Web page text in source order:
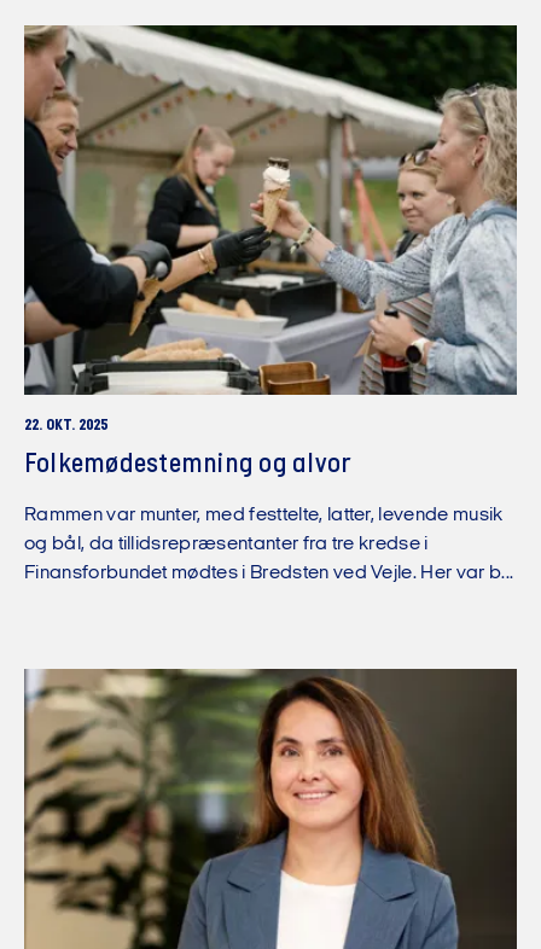
22. OKT. 2025
Folkemødestemning og alvor
Rammen var munter, med festtelte, latter, levende musik
og bål, da tillidsrepræsentanter fra tre kredse i
Finansforbundet mødtes i Bredsten ved Vejle. Her var b...